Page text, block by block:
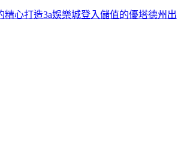
精心打造3a娛樂城登入儲值的優塔德州出